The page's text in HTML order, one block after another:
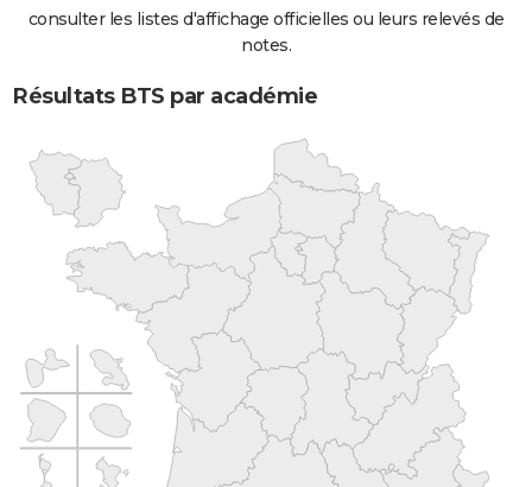
consulter les listes d'affichage officielles ou leurs relevés de
notes.
Résultats BTS par académie